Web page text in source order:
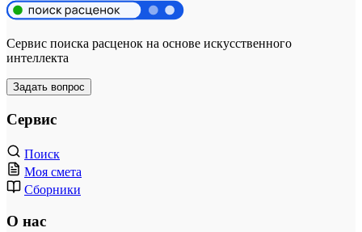
Сервис поиска расценок на основе искусственного
интеллекта
Задать вопрос
Сервис
Поиск
Моя смета
Сборники
О нас